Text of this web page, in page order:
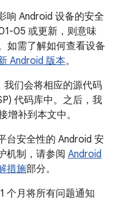
响 Android 设备的安全
05 或更新，则意味
如需了解如何查看设备
Android 版本。
们会将相应的源代码
代码库中。之后，我
增补到本文中。
台安全性的 Android 安
机制，请参阅 Android
措施部分。
个月将所有问题通知